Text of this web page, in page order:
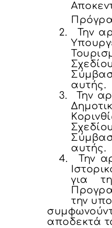
2.
Την
αυτής.
3.
Την
αυτής.
4.
Την
για
την
αποδεκτά